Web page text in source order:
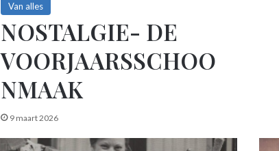
Van alles
NOSTALGIE- DE
VOORJAARSSCHOO
NMAAK
9 maart 2026